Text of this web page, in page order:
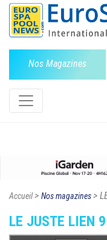
Nos Magazines
Accueil> Nos magazines>
LE JUSTE LIEN 9